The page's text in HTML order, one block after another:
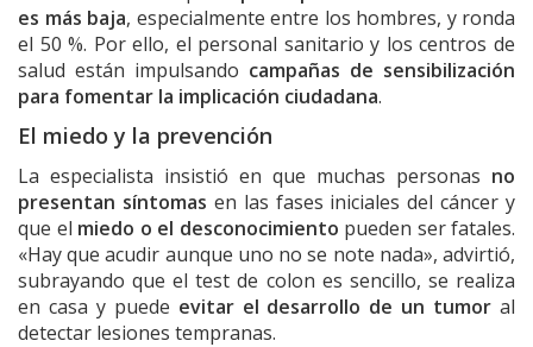
es más baja, especialmente entre los hombres, y ronda
el 50 %. Por ello, el personal sanitario y los centros de
salud están impulsando campañas de sensibilización
para fomentar la implicación ciudadana.
El miedo y la prevención
La especialista insistió en que muchas personas no
presentan síntomas en las fases iniciales del cáncer y
que el miedo o el desconocimiento pueden ser fatales.
«Hay que acudir aunque uno no se note nada», advirtió,
subrayando que el test de colon es sencillo, se realiza
en casa y puede evitar el desarrollo de un tumor al
detectar lesiones tempranas.